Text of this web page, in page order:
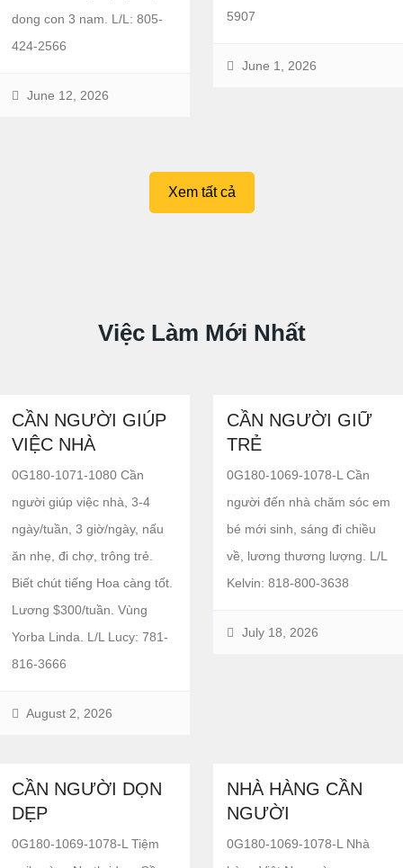
dong con 3 nam. L/L: 805-
424-2566
June 12, 2026
5907
June 1, 2026
Xem tất cả
Việc Làm Mới Nhất
CẦN NGƯỜI GIÚP
VIỆC NHÀ
0G180-1071-1080 Cần
người giúp việc nhà, 3-4
ngày/tuần, 3 giờ/ngày, nấu
ăn nhẹ, đi chợ, trông trẻ.
Biết chút tiếng Hoa càng tốt.
Lương $300/tuần. Vùng
Yorba Linda. L/L Lucy: 781-
816-3666
August 2, 2026
CẦN NGƯỜI GIỮ
TRẺ
0G180-1069-1078-L Cần
người đến nhà chăm sóc em
bé mới sinh, sáng đi chiều
về, lương thương lượng. L/L
Kelvin: 818-800-3638
July 18, 2026
CẦN NGƯỜI DỌN
DẸP
0G180-1069-1078-L Tiệm
NHÀ HÀNG CẦN
NGƯỜI
0G180-1069-1078-L Nhà